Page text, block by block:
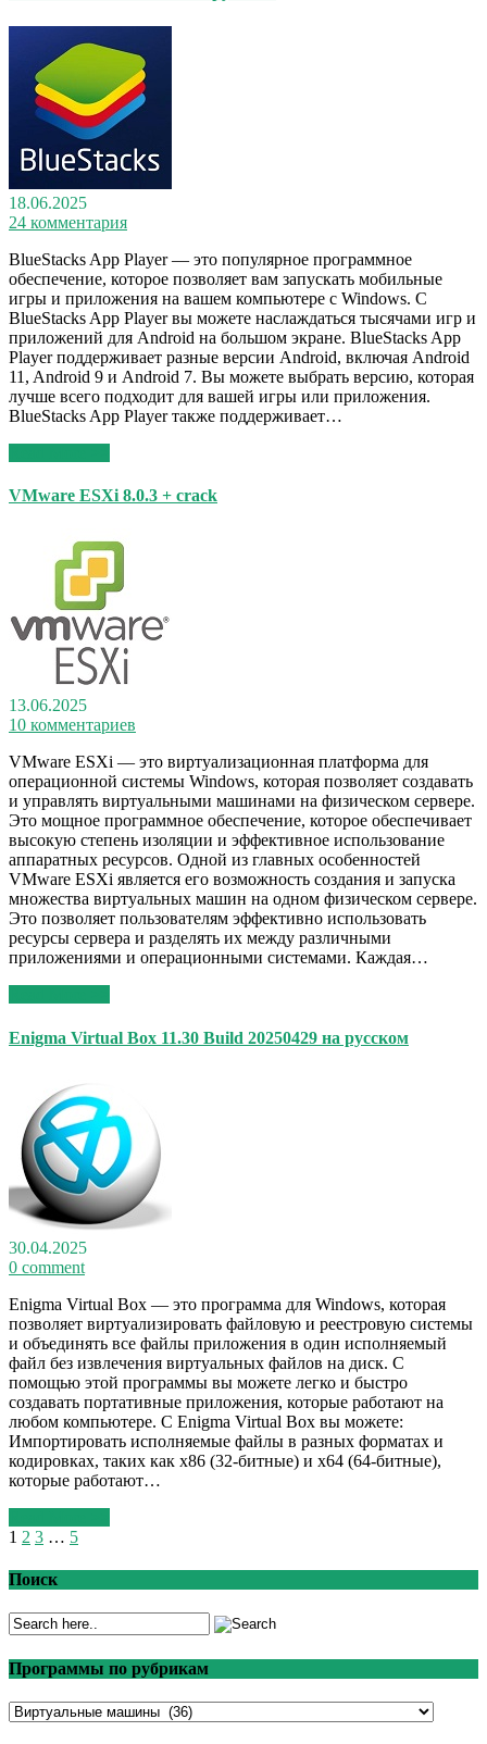
18.06.2025
24 комментария
BlueStacks App Player — это популярное программное
обеспечение, которое позволяет вам запускать мобильные
игры и приложения на вашем компьютере с Windows. С
BlueStacks App Player вы можете наслаждаться тысячами игр и
приложений для Android на большом экране. BlueStacks App
Player поддерживает разные версии Android, включая Android
11, Android 9 и Android 7. Вы можете выбрать версию, которая
лучше всего подходит для вашей игры или приложения.
BlueStacks App Player также поддерживает…
VMware ESXi 8.0.3 + crack
13.06.2025
10 комментариев
VMware ESXi — это виртуализационная платформа для
операционной системы Windows, которая позволяет создавать
и управлять виртуальными машинами на физическом сервере.
Это мощное программное обеспечение, которое обеспечивает
высокую степень изоляции и эффективное использование
аппаратных ресурсов. Одной из главных особенностей
VMware ESXi является его возможность создания и запуска
множества виртуальных машин на одном физическом сервере.
Это позволяет пользователям эффективно использовать
ресурсы сервера и разделять их между различными
приложениями и операционными системами. Каждая…
Enigma Virtual Box 11.30 Build 20250429 на русском
30.04.2025
0 comment
Enigma Virtual Box — это программа для Windows, которая
позволяет виртуализировать файловую и реестровую системы
и объединять все файлы приложения в один исполняемый
файл без извлечения виртуальных файлов на диск. С
помощью этой программы вы можете легко и быстро
создавать портативные приложения, которые работают на
любом компьютере. С Enigma Virtual Box вы можете:
Импортировать исполняемые файлы в разных форматах и
кодировках, таких как x86 (32-битные) и x64 (64-битные),
которые работают…
1 2 3 … 5
Поиск
Программы по рубрикам
Программы